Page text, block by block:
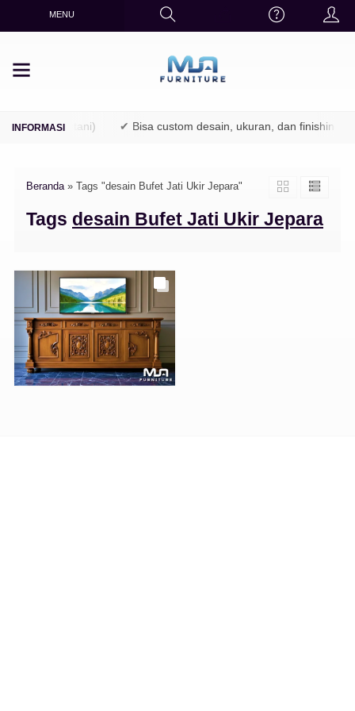
MENU
(TPK / Perhutani) ✔ Bisa custom desain, ukuran, dan finishing
Beranda» Tags "desain Bufet Jati Ukir Jepara"
Tags desain Bufet Jati Ukir Jepara